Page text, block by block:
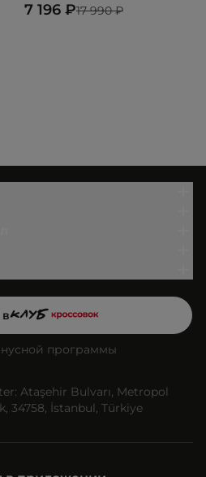
17 990 ₽
7 196 ₽
программы
Ataşehir Bulvarı, Metropol
34758, İstanbul, Türkiye